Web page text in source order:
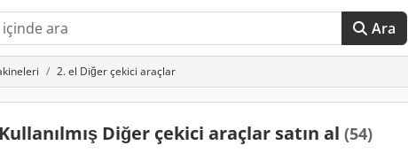
Ara
2. el Diğer çekici araçlar
Kullanılmış Diğer çekici araçlar satın al (54)